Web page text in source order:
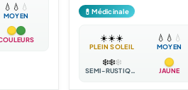
💧 💧 💧
MOYEN 💊Médicinale
☀️☀️☀️
PLEIN SOLEIL
💧 💧 💧
MOYEN
❄️❄️❄️
SEMI-RUSTIQUE JAUNE